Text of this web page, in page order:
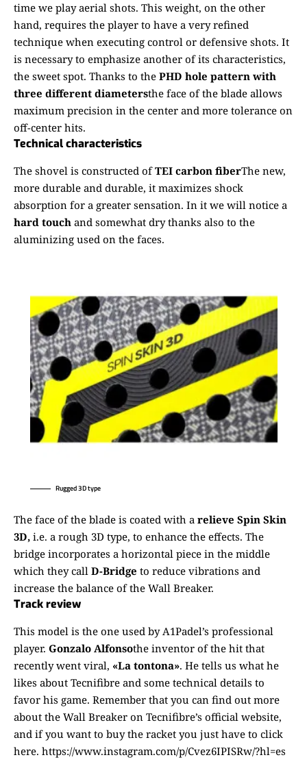
time we play aerial shots. This weight, on the other
hand, requires the player to have a very refined
technique when executing control or defensive shots. It
is necessary to emphasize another of its characteristics,
the sweet spot. Thanks to the PHD hole pattern with
three different diametersthe face of the blade allows
maximum precision in the center and more tolerance on
off-center hits.
Technical characteristics
The shovel is constructed ofTEI carbon fiberThe new,
more durable and durable, it maximizes shock
absorption for a greater sensation. In it we will notice a
hard touch and somewhat dry thanks also to the
aluminizing used on the faces.
Rugged 3D type
The face of the blade is coated with a relieve Spin Skin
3D, i.e. a rough 3D type, to enhance the effects. The
bridge incorporates a horizontal piece in the middle
which they call D-Bridge to reduce vibrations and
increase the balance of the Wall Breaker.
Track review
This model is the one used by A1Padel’s professional
player. Gonzalo Alfonsothe inventor of the hit that
recently went viral, «La tontona». He tells us what he
likes about Tecnifibre and some technical details to
favor his game. Remember that you can find out more
about the Wall Breaker on Tecnifibre’s official website,
and if you want to buy the racket you just have to click
here. https://www.instagram.com/p/Cvez6IPISRw/?hl=es